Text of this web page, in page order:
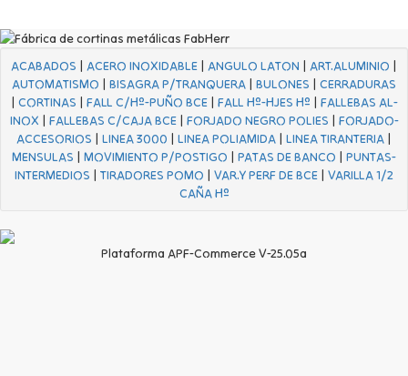
ACABADOS | ACERO INOXIDABLE | ANGULO LATON | ART.ALUMINIO |
AUTOMATISMO | BISAGRA P/TRANQUERA | BULONES | CERRADURAS
| CORTINAS | FALL C/Hº-PUÑO BCE| FALL Hº-HJES Hº | FALLEBAS AL-
INOX | FALLEBAS C/CAJA BCE| FORJADO NEGRO POLIES | FORJADO-
ACCESORIOS | LINEA 3000 | LINEA POLIAMIDA | LINEA TIRANTERIA |
MENSULAS | MOVIMIENTO P/POSTIGO | PATAS DE BANCO | PUNTAS-
INTERMEDIOS | TIRADORES POMO | VAR.Y PERF DE BCE | VARILLA 1/2
CAÑA Hº
Plataforma APF-Commerce V-25.05a